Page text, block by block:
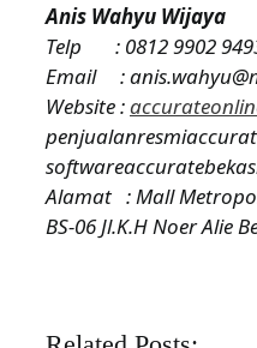
Anis Wahyu Wijaya
Telp : 0812 9902 9493
Email :
Website :
Alamat : Mall
BS-06 Jl.K.H Noer Alie